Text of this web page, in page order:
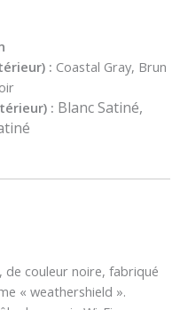
: Coastal Gray, Brun
: Blanc Satiné,
de couleur noire, fabriqué
« weathershield ».